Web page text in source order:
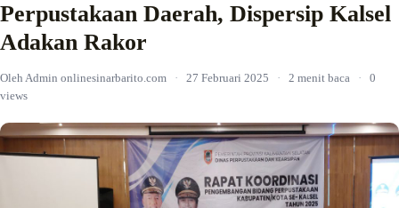
Perpustakaan Daerah, Dispersip Kalsel
Adakan Rakor
Oleh Admin onlinesinarbarito.com · 27 Februari 2025 · 2 menit baca ·
0
views